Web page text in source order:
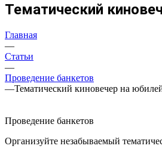
Тематический
Главная
—
Статьи
—
Проведение банкетов
—Тематический киновечер на
Проведение банкетов
Организуйте незабываемый